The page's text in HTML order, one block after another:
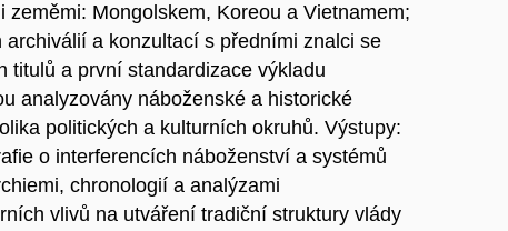
Mongolskem, Koreou a Vietnamem;
a konzultací s předními znalci se
titulů a první standardizace výkladu
analyzovány náboženské a historické
politických a kulturních okruhů. Výstupy:
o interferencích náboženství a systémů
chronologií a analýzami
vlivů na utváření tradiční struktury vlády